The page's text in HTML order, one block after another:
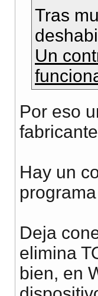
Tras
Un
Por eso
Hay un
Deja
elimina
bien, en